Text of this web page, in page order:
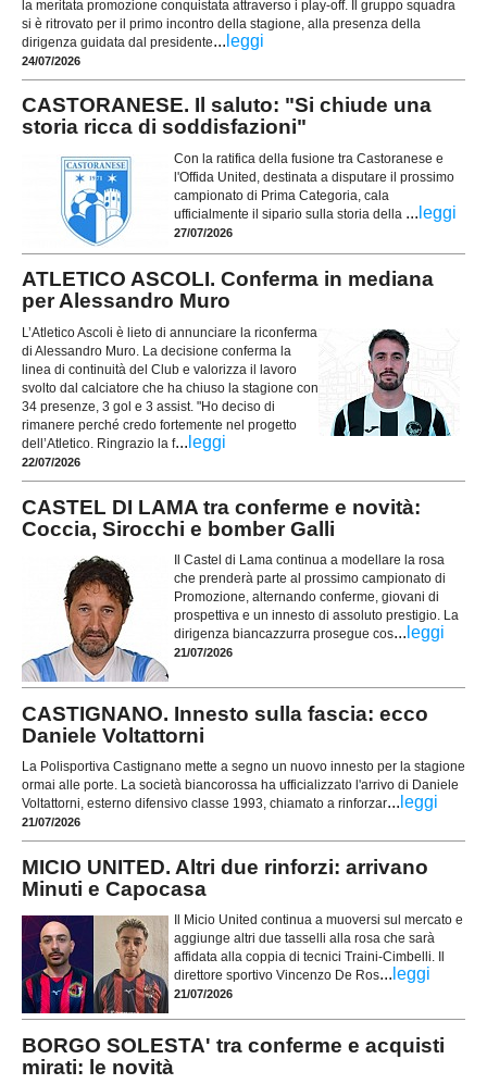
la meritata promozione conquistata attraverso i play-off. Il gruppo squadra
si è ritrovato per il primo incontro della stagione, alla presenza della
dirigenza guidata dal presidente... leggi
24/07/2026
CASTORANESE. Il saluto: "Si chiude una
storia ricca di soddisfazioni"
Con la ratifica della fusione tra Castoranese e
l'Offida United, destinata a disputare il prossimo
campionato di Prima Categoria, cala
ufficialmente il sipario sulla storia della ... leggi
27/07/2026
ATLETICO ASCOLI. Conferma in mediana
per Alessandro Muro
L’Atletico Ascoli è lieto di annunciare la riconferma
di Alessandro Muro. La decisione conferma la
linea di continuità del Club e valorizza il lavoro
svolto dal calciatore che ha chiuso la stagione con
34 presenze, 3 gol e 3 assist. "Ho deciso di
rimanere perché credo fortemente nel progetto
dell’Atletico. Ringrazio la f... leggi
22/07/2026
CASTEL DI LAMA tra conferme e novità:
Coccia, Sirocchi e bomber Galli
Il Castel di Lama continua a modellare la rosa
che prenderà parte al prossimo campionato di
Promozione, alternando conferme, giovani di
prospettiva e un innesto di assoluto prestigio. La
dirigenza biancazzurra prosegue cos... leggi
21/07/2026
CASTIGNANO. Innesto sulla fascia: ecco
Daniele Voltattorni
La Polisportiva Castignano mette a segno un nuovo innesto per la stagione
ormai alle porte. La società biancorossa ha ufficializzato l'arrivo di Daniele
Voltattorni, esterno difensivo classe 1993, chiamato a rinforzar... leggi
21/07/2026
MICIO UNITED. Altri due rinforzi: arrivano
Minuti e Capocasa
Il Micio United continua a muoversi sul mercato e
aggiunge altri due tasselli alla rosa che sarà
affidata alla coppia di tecnici Traini-Cimbelli. Il
direttore sportivo Vincenzo De Ros... leggi
21/07/2026
BORGO SOLESTA' tra conferme e acquisti
mirati: le novità